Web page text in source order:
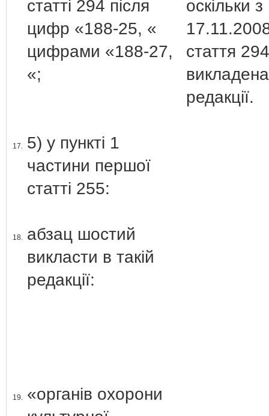
статті 294 після
цифр «188-25, «
цифрами «188-27,
«;
оскільки з
стаття 294
редакції.
17. 5) у пункті 1
частини першої
статті 255:
18. абзац шостий
викласти в такій
редакції:
19. «органів охорони